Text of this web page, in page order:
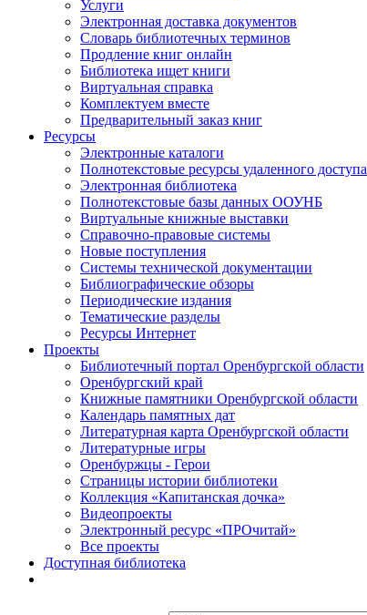
Услуги
Электронная доставка документов
Словарь библиотечных терминов
Продление книг онлайн
Библиотека ищет книги
Виртуальная справка
Комплектуем вместе
Предварительный заказ книг
Ресурсы
Электронные каталоги
Полнотекстовые ресурсы удаленного доступа
Электронная библиотека
Полнотекстовые базы данных ООУНБ
Виртуальные книжные выставки
Справочно-правовые системы
Новые поступления
Cистемы технической документации
Библиографические обзоры
Периодические издания
Тематические разделы
Ресурсы Интернет
Проекты
Библиотечный портал Оренбургской области
Оренбургский край
Книжные памятники Оренбургской области
Календарь памятных дат
Литературная карта Оренбургской области
Литературные игры
Оренбуржцы - Герои
Страницы истории библиотеки
Коллекция «Капитанская дочка»
Видеопроекты
Электронный ресурс «ПРОчитай»
Все проекты
Доступная библиотека